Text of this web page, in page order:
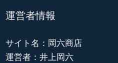
運営者情報
サイト名：岡六商店
運営者：井上岡六